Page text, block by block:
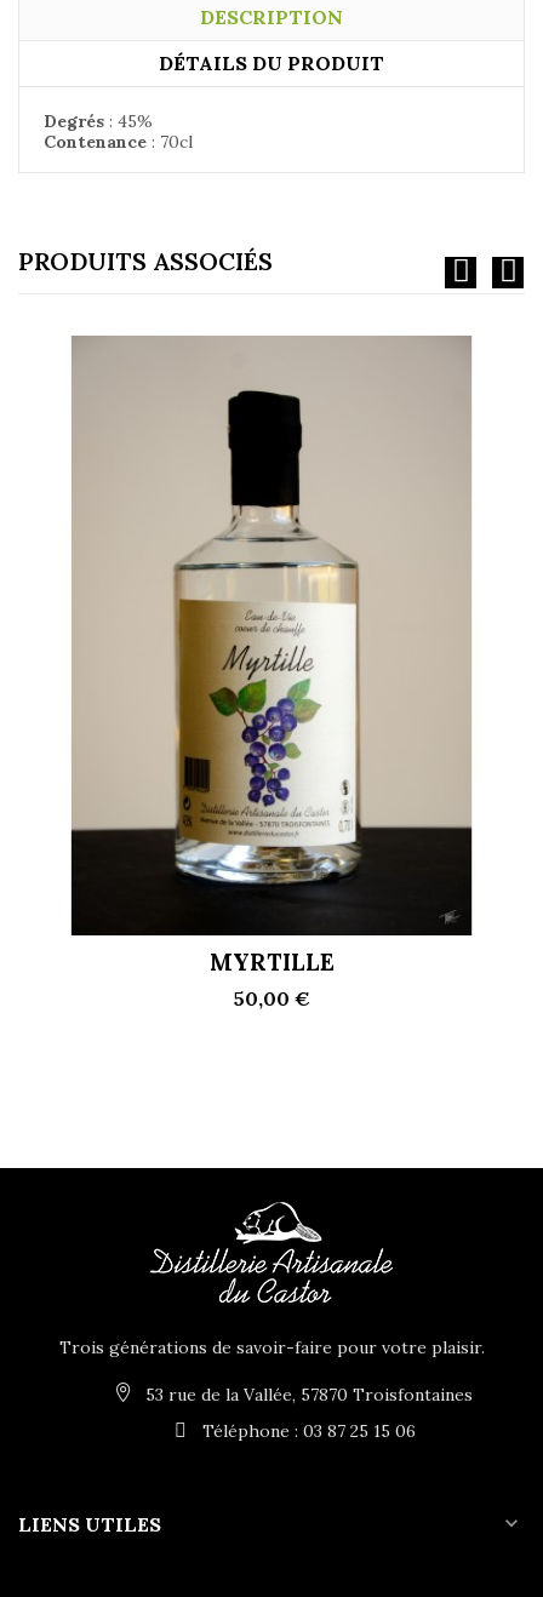
DESCRIPTION
DÉTAILS DU PRODUIT
Degrés : 45%
Contenance : 70cl
PRODUITS ASSOCIÉS
MYRTILLE
50,00 €
Trois générations de savoir-faire pour votre plaisir.
53 rue de la Vallée, 57870 Troisfontaines
Téléphone : 03 87 25 15 06
LIENS UTILES expand_more